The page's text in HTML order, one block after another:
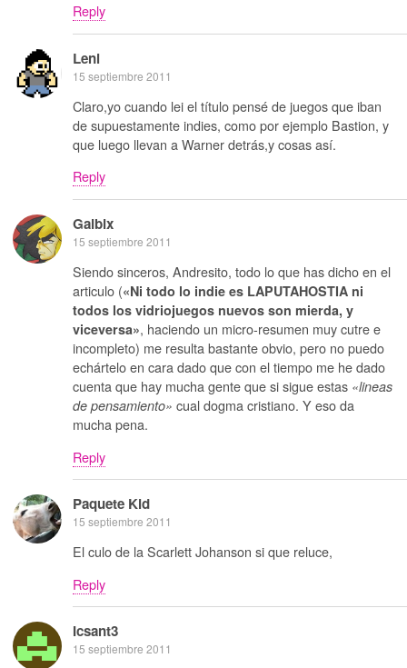
Reply
Leni
15 septiembre 2011
Claro,yo cuando lei el título pensé de juegos que iban
de supuestamente indies, como por ejemplo Bastion, y
que luego llevan a Warner detrás,y cosas así.
Reply
Galbix
15 septiembre 2011
Siendo sinceros, Andresito, todo lo que has dicho en el
articulo («Ni todo lo indie es LAPUTAHOSTIA ni
todos los vidriojuegos nuevos son mierda, y
viceversa», haciendo un micro-resumen muy cutre e
incompleto) me resulta bastante obvio, pero no puedo
echártelo en cara dado que con el tiempo me he dado
cuenta que hay mucha gente que si sigue estas «lineas
de pensamiento» cual dogma cristiano. Y eso da
mucha pena.
Reply
Paquete Kid
15 septiembre 2011
El culo de la Scarlett Johanson si que reluce,
Reply
Icsant3
15 septiembre 2011